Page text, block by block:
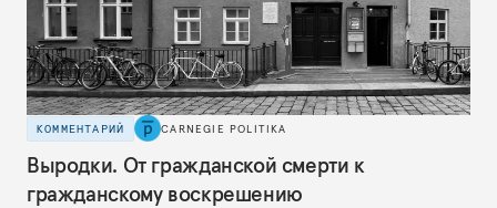
КОММЕНТАРИЙ CARNEGIE POLITIKA
Выродки. От гражданской смерти к
гражданскому воскрешению